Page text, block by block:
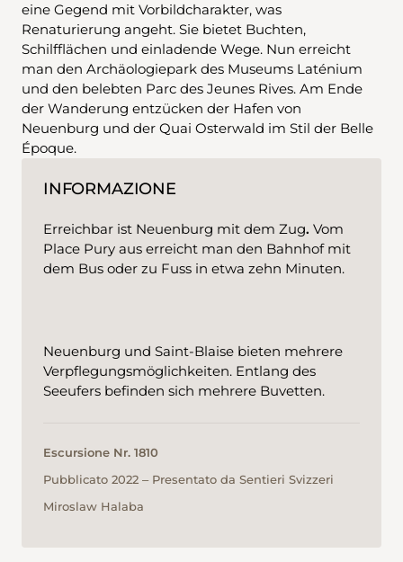
eine Gegend mit Vorbildcharakter, was
Renaturierung angeht. Sie bietet Buchten,
Schilfflächen und einladende Wege. Nun erreicht
man den Archäologiepark des Museums Laténium
und den belebten Parc des Jeunes Rives. Am Ende
der Wanderung entzücken der Hafen von
Neuenburg und der Quai Osterwald im Stil der Belle
Époque.
INFORMAZIONE
Erreichbar ist Neuenburg mit dem Zug. Vom
Place Pury aus erreicht man den Bahnhof mit
dem Bus oder zu Fuss in etwa zehn Minuten.
Neuenburg und Saint-Blaise bieten mehrere
Verpflegungsmöglichkeiten. Entlang des
Seeufers befinden sich mehrere Buvetten.
Escursione Nr. 1810
Pubblicato 2022 ‒ Presentato da Sentieri Svizzeri
Miroslaw Halaba